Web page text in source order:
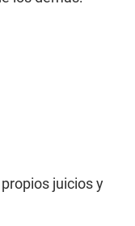
juicios y